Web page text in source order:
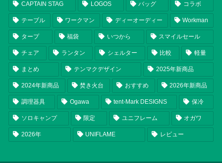
CAPTAIN STAG LOGOS バッグ コラボ
テーブル ワークマン ディーオーディー Workman
タープ 福袋 いつから スマイルセール
チェア ランタン シェルター 比較 軽量
まとめ テンマクデザイン 2025年新商品
2024年新商品 焚き火台 おすすめ 2026年新商品
調理器具 Ogawa tent-Mark DESIGNS 保冷
ソロキャンプ 限定 ユニフレーム オガワ
2026年 UNIFLAME レビュー